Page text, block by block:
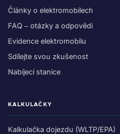
Články o elektromobilech
FAQ – otázky a odpovědi
Evidence elektromobilu
Sdílejte svou zkušenost
Nabíjecí stanice
KALKULAČKY
Kalkulačka dojezdu (WLTP/EPA)